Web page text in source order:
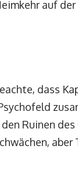
auf der
dass
Ruinen des
aber